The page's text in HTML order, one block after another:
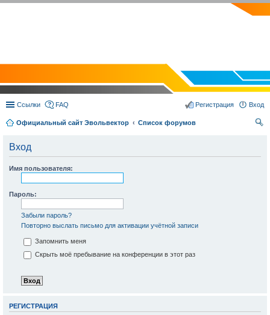
Ссылки FAQ Вход
Регистрация
Официальный сайт Эвольвектор
Список форумов
Вход
Имя пользователя:
Пароль:
Забыли пароль?
Повторно выслать письмо для активации учётной записи
Запомнить меня
Скрыть моё пребывание на конференции в этот раз
РЕГИСТРАЦИЯ